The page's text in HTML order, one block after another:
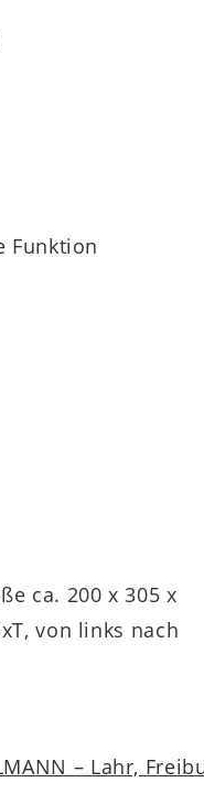
Funktion
ca. 200 x 305 x
von links nach
– Lahr,